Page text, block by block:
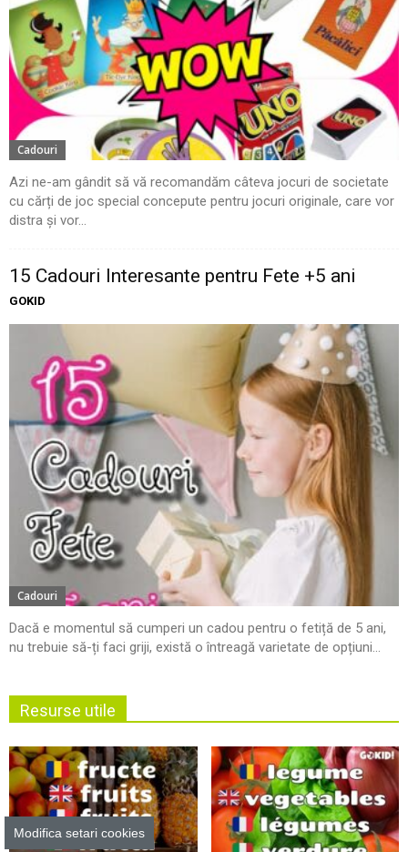
Cadouri
Azi ne-am gândit să vă recomandăm câteva jocuri de societate
cu cărți de joc special concepute pentru jocuri originale, care vor
distra și vor...
15 Cadouri Interesante pentru Fete +5 ani
GOKID
Cadouri
Dacă e momentul să cumperi un cadou pentru o fetiță de 5 ani,
nu trebuie să-ți faci griji, există o întreagă varietate de opțiuni...
Resurse utile
Modifica setari cookies